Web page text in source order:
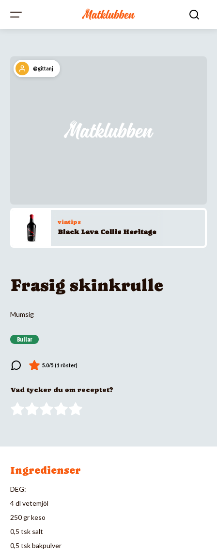
@gittanj
vintips
Black Lava Collis Heritage
Frasig skinkrulle
Mumsig
Bullar
Vad tycker du om receptet?
Ingredienser
DEG:
4 dl vetemjöl
250 gr keso
0,5 tsk salt
0,5 tsk bakpulver